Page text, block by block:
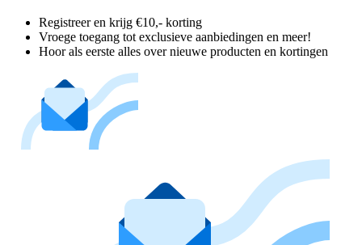
Registreer en krijg €10,- korting
Vroege toegang tot exclusieve aanbiedingen en meer!
Hoor als eerste alles over nieuwe producten en kortingen